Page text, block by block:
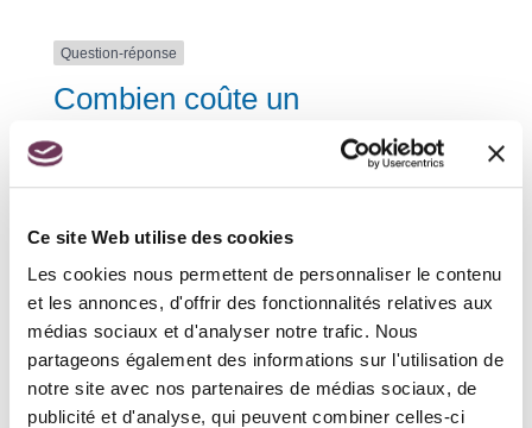
Ce site Web utilise des cookies
Les cookies nous permettent de personnaliser le contenu
et les annonces, d'offrir des fonctionnalités relatives aux
médias sociaux et d'analyser notre trafic. Nous
partageons également des informations sur l'utilisation de
notre site avec nos partenaires de médias sociaux, de
publicité et d'analyse, qui peuvent combiner celles-ci
Question-réponse
Combien coûte un
passeport ?
Vérifié le 12/04/2023 - Direction de l'information légale et
À partir de 18 ans
Entre 15 et 17 ans
Avant 15 ans